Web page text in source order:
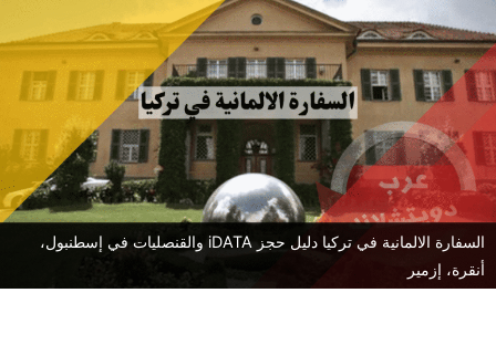
السفارة الالمانية في تركيا دليل حجز iDATA والقنصليات في إسطنبول،
أنقرة، إزمير